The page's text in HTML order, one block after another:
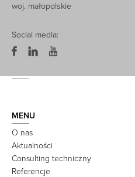
woj. małopolskie
Social media:
MENU
O nas
Aktualności
Consulting techniczny
Referencje